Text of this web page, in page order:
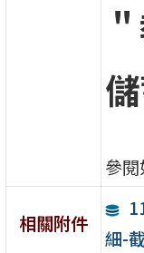
參
相關附件
細-